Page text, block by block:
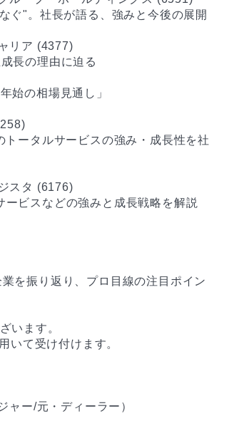
ぐ"。社長が語る、強みと今後の展開
リア (4377)
長の理由に迫る
始の相場見通し」
ータルサービスの強み・成長性を社
スタ (6176)
ビスなどの強みと成長戦略を解説
を振り返り、プロ目線の注目ポイン
います。
いて受け付けます。
ャー/元・ディーラー）